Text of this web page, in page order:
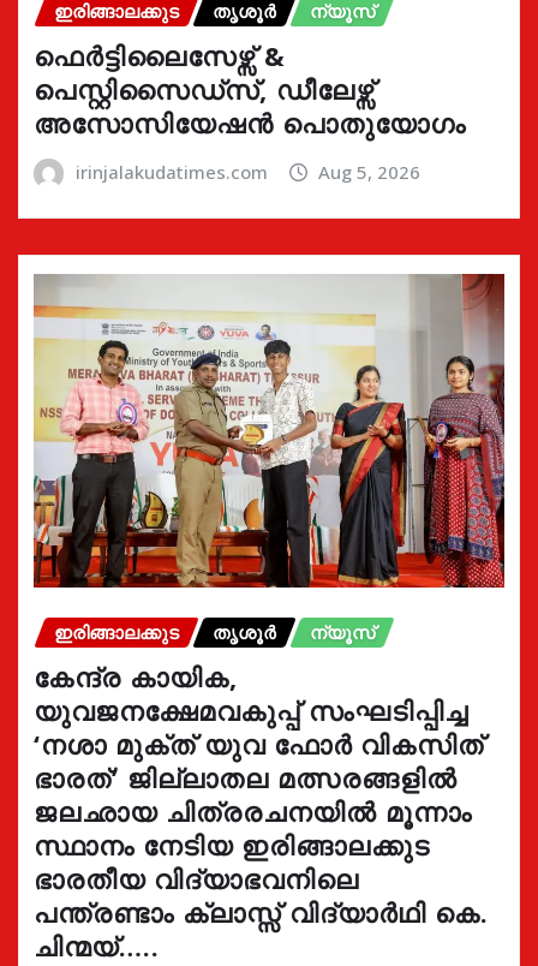
ഇരിങ്ങാലക്കുട തൃശൂർ ന്യൂസ്
ഫെർട്ടിലൈസേഴ്സ് &
പെസ്റ്റിസൈഡ്സ്, ഡീലേഴ്സ്
അസോസിയേഷൻ പൊതുയോഗം
irinjalakudatimes.com Aug 5, 2026
ഇരിങ്ങാലക്കുട തൃശൂർ ന്യൂസ്
കേന്ദ്ര കായിക,
യുവജനക്ഷേമവകുപ്പ് സംഘടിപ്പിച്ച
‘നശാ മുക്ത് യുവ ഫോർ വികസിത്
ഭാരത്’ ജില്ലാതല മത്സരങ്ങളിൽ
ജലഛായ ചിത്രരചനയിൽ മൂന്നാം
സ്ഥാനം നേടിയ ഇരിങ്ങാലക്കുട
ഭാരതീയ വിദ്യാഭവനിലെ
പന്ത്രണ്ടാം ക്ലാസ്സ് വിദ്യാർഥി കെ.
ചിന്മയ്…..